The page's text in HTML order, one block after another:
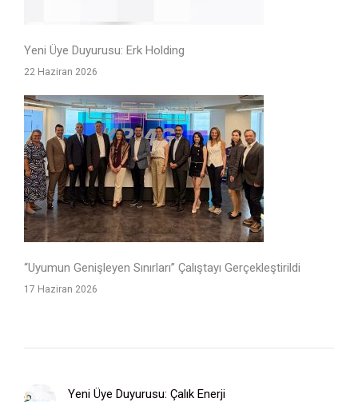
Yeni Üye Duyurusu: Erk Holding
22 Haziran 2026
“Uyumun Genişleyen Sınırları” Çalıştayı Gerçekleştirildi
17 Haziran 2026
Yeni Üye Duyurusu: Çalık Enerji